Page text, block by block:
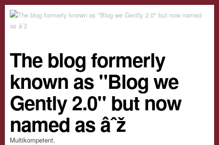
The blog formerly
known as "Blog we
Gently 2.0" but now
named as âˆž
Multikompetent.